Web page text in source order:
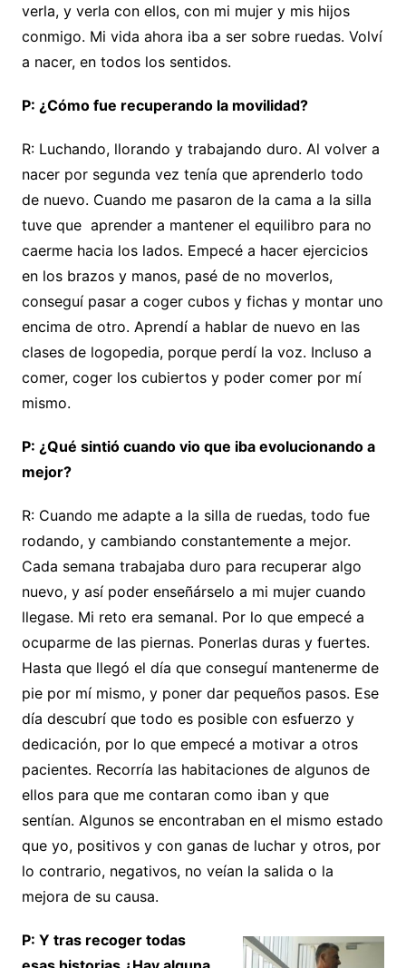
verla, y verla con ellos, con mi mujer y mis hijos
conmigo. Mi vida ahora iba a ser sobre ruedas. Volví
a nacer, en todos los sentidos.
P: ¿Cómo fue recuperando la movilidad?
R: Luchando, llorando y trabajando duro. Al volver a
nacer por segunda vez tenía que aprenderlo todo
de nuevo. Cuando me pasaron de la cama a la silla
tuve que aprender a mantener el equilibro para no
caerme hacia los lados. Empecé a hacer ejercicios
en los brazos y manos, pasé de no moverlos,
conseguí pasar a coger cubos y fichas y montar uno
encima de otro. Aprendí a hablar de nuevo en las
clases de logopedia, porque perdí la voz. Incluso a
comer, coger los cubiertos y poder comer por mí
mismo.
P: ¿Qué sintió cuando vio que iba evolucionando a
mejor?
R: Cuando me adapte a la silla de ruedas, todo fue
rodando, y cambiando constantemente a mejor.
Cada semana trabajaba duro para recuperar algo
nuevo, y así poder enseñárselo a mi mujer cuando
llegase. Mi reto era semanal. Por lo que empecé a
ocuparme de las piernas. Ponerlas duras y fuertes.
Hasta que llegó el día que conseguí mantenerme de
pie por mí mismo, y poner dar pequeños pasos. Ese
día descubrí que todo es posible con esfuerzo y
dedicación, por lo que empecé a motivar a otros
pacientes. Recorría las habitaciones de algunos de
ellos para que me contaran como iban y que
sentían. Algunos se encontraban en el mismo estado
que yo, positivos y con ganas de luchar y otros, por
lo contrario, negativos, no veían la salida o la
mejora de su causa.
P: Y tras recoger todas